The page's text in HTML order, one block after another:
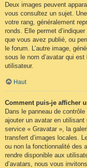
Deux images peuvent
vous consultez un sujet.
votre rang, généralement
ronds. Elle permet
que vous avez publié, ou
le forum. L’autre image,
sous le nom d’avatar qui
utilisateur.
Haut
Comment puis-je afficher
Dans le panneau de
ajouter un avatar en
service « Gravatar », la
transfert d’images locales.
ou non la fonctionnalité des
rendre disponible aux
d’avatars, nous vous